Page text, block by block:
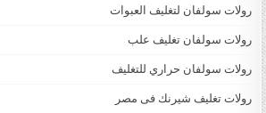
رولات سولفان لتغليف العبوات
رولات سولفان تغليف علب
رولات سولفان حراري للتغليف
رولات تغليف شيرنك فى مصر